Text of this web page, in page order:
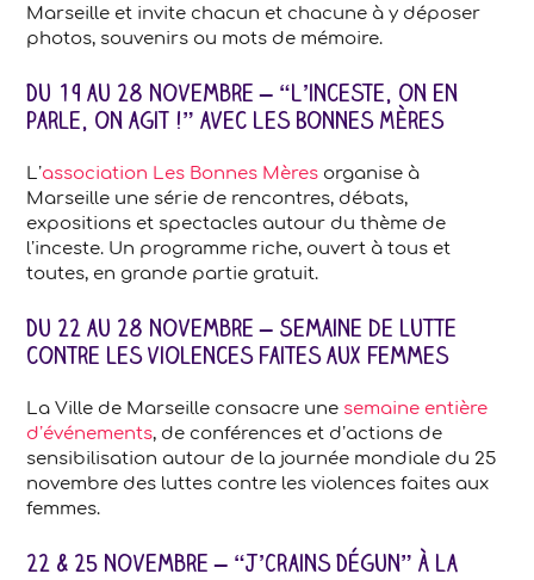
Marseille et invite chacun et chacune à y déposer
photos, souvenirs ou mots de mémoire.
Du 19 au 28 novembre – “L’inceste, on en
parle, on agit !” avec Les Bonnes Mères
L’association Les Bonnes Mères organise à
Marseille une série de rencontres, débats,
expositions et spectacles autour du thème de
l’inceste. Un programme riche, ouvert à tous et
toutes, en grande partie gratuit.
Du 22 au 28 novembre – Semaine de lutte
contre les violences faites aux femmes
La Ville de Marseille consacre une semaine entière
d’événements, de conférences et d’actions de
sensibilisation autour de la journée mondiale du 25
novembre des luttes contre les violences faites aux
femmes.
22 & 25 novembre – “J’Crains Dégun” à la